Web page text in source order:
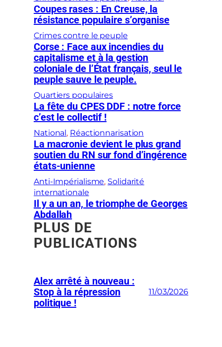
Coupes rases : En Creuse, la
résistance populaire s’organise
Crimes contre le peuple
Corse : Face aux incendies du
capitalisme et à la gestion
coloniale de l’État français, seul le
peuple sauve le peuple.
Quartiers populaires
La fête du CPES DDF : notre force
c’est le collectif !
National , Réactionnarisation
La macronie devient le plus grand
soutien du RN sur fond d’ingérence
états-unienne
Anti-Impérialisme, Solidarité
internationale
Il y a un an, le triomphe de Georges
Abdallah
PLUS DE
PUBLICATIONS
Alex arrêté à nouveau :
Stop à la répression
politique !
11/03/2026